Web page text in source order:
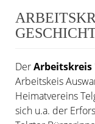
DerArbeitskreis
Arbeitskeis
Heimatvereins
sich u.a. der